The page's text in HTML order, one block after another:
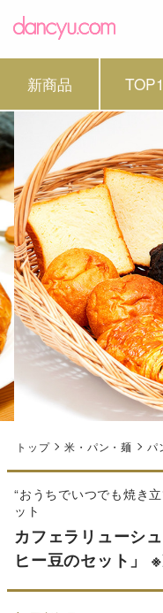
新商品
トップ 米・パン・麺 パ
“おうちでいつでも焼き
ット
カフェラリューシ
ヒー豆のセット」